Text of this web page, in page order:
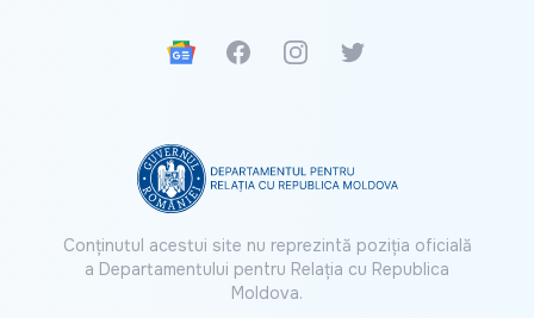
Google News
FacebookInstagramTwitter
Conținutul acestui site nu reprezintă poziția oficială
a Departamentului pentru Relația cu Republica
Moldova.